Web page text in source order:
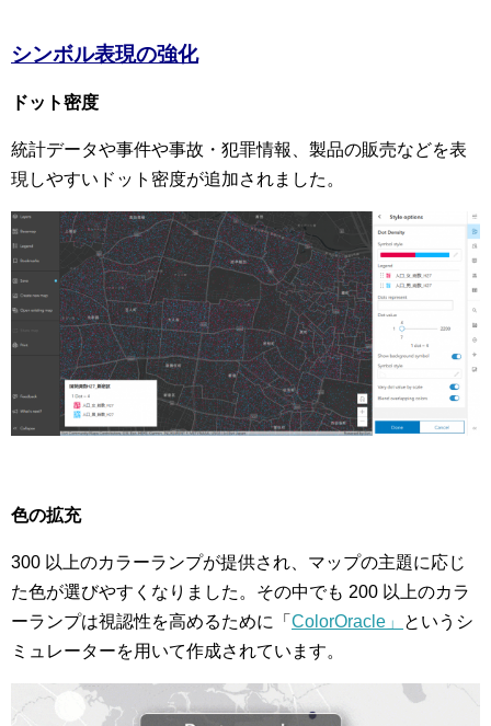
シンボル表現の強化
ドット密度
統計データや事件や事故・犯罪情報、製品の販売などを表
現しやすいドット密度が追加されました。
色の拡充
300 以上のカラーランプが提供され、マップの主題に応じ
た色が選びやすくなりました。その中でも 200 以上のカラ
ーランプは視認性を高めるために「 ColorOracle」
というシ
ミュレーターを用いて作成されています。